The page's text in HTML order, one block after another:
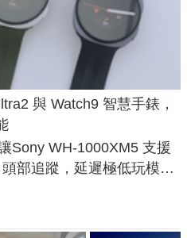
與 Watch9 智慧手錶，
Sony WH-1000XM5 支援
部追蹤，延遲極低玩模擬